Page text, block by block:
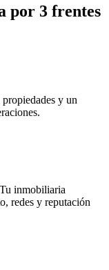
por 3 frentes
y un
inmobiliaria
redes y reputación